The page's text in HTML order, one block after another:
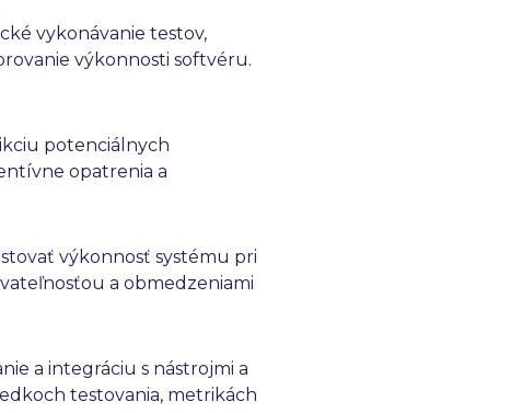
vykonávanie testov,
výkonnosti softvéru.
potenciálnych
opatrenia a
výkonnosť systému pri
a obmedzeniami
a integráciu s nástrojmi a
testovania, metrikách